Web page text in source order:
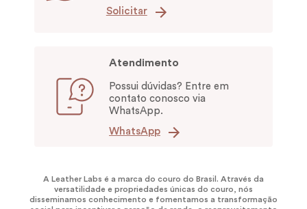
Solicitar
Atendimento
Possui dúvidas? Entre em
contato conosco via
WhatsApp.
WhatsApp
A Leather Labs é a marca do couro do Brasil. Através da
versatilidade e propriedades únicas do couro, nós
disseminamos conhecimento e fomentamos a transformação